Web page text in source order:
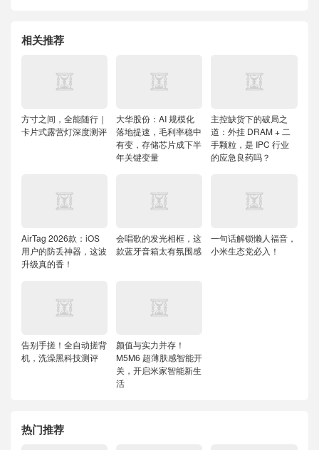
相关推荐
方寸之间，全能随行｜
卡片式露营灯深度测评
大华股份：AI 规模化
落地提速，毛利率稳中
有变，存储芯片成下半
年关键变量
主控缺货下的破局之
道：外挂 DRAM + 二
手颗粒，是 IPC 行业
的应急良药吗？
AirTag 2026款：iOS
用户的防丢神器，这波
升级真的香！
会唱歌的发光相框，这
款蓝牙音箱太有氛围感
一句话解锁懒人福音，
小米生态党必入！
告别手搓！全自动搓背
机，洗澡黑科技测评
颜值与实力并存！
M5M6 超薄肤感智能开
关，开启米家智能新生
活
热门推荐